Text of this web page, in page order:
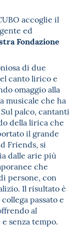
accoglie il
ed
Fondazione
di due
canto lirico e
omaggio alla
musicale che ha
palco, cantanti
della lirica che
il grande
Friends, si
dalle arie più
che
persone, con
Il risultato è
passato e
al
senza tempo.